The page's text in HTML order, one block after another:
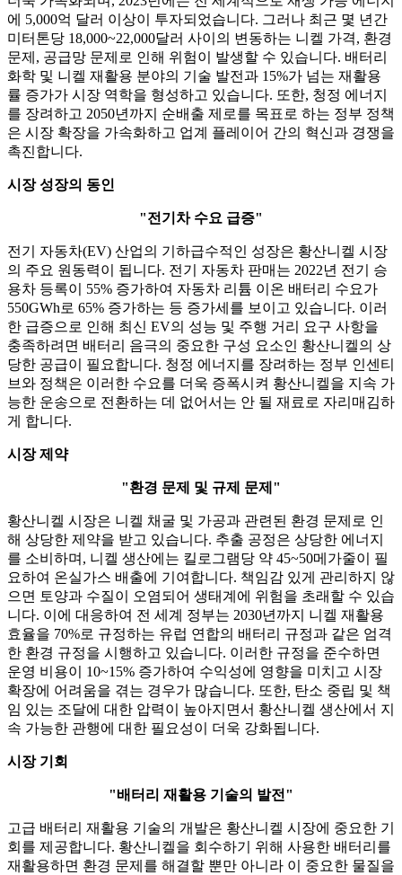
에 5,000억 달러 이상이 투자되었습니다. 그러나 최근 몇 년간
미터톤당 18,000~22,000달러 사이의 변동하는 니켈 가격, 환경
문제, 공급망 문제로 인해 위험이 발생할 수 있습니다. 배터리
화학 및 니켈 재활용 분야의 기술 발전과 15%가 넘는 재활용
률 증가가 시장 역학을 형성하고 있습니다. 또한, 청정 에너지
를 장려하고 2050년까지 순배출 제로를 목표로 하는 정부 정책
은 시장 확장을 가속화하고 업계 플레이어 간의 혁신과 경쟁을
촉진합니다.
시장 성장의 동인
"전기차 수요 급증"
전기 자동차(EV) 산업의 기하급수적인 성장은 황산니켈 시장
의 주요 원동력이 됩니다. 전기 자동차 판매는 2022년 전기 승
용차 등록이 55% 증가하여 자동차 리튬 이온 배터리 수요가
550GWh로 65% 증가하는 등 증가세를 보이고 있습니다. 이러
한 급증으로 인해 최신 EV의 성능 및 주행 거리 요구 사항을
충족하려면 배터리 음극의 중요한 구성 요소인 황산니켈의 상
당한 공급이 필요합니다. 청정 에너지를 장려하는 정부 인센티
브와 정책은 이러한 수요를 더욱 증폭시켜 황산니켈을 지속 가
능한 운송으로 전환하는 데 없어서는 안 될 재료로 자리매김하
게 합니다.
시장 제약
"환경 문제 및 규제 문제"
황산니켈 시장은 니켈 채굴 및 가공과 관련된 환경 문제로 인
해 상당한 제약을 받고 있습니다. 추출 공정은 상당한 에너지
를 소비하며, 니켈 생산에는 킬로그램당 약 45~50메가줄이 필
요하여 온실가스 배출에 기여합니다. 책임감 있게 관리하지 않
으면 토양과 수질이 오염되어 생태계에 위험을 초래할 수 있습
니다. 이에 대응하여 전 세계 정부는 2030년까지 니켈 재활용
효율을 70%로 규정하는 유럽 연합의 배터리 규정과 같은 엄격
한 환경 규정을 시행하고 있습니다. 이러한 규정을 준수하면
운영 비용이 10~15% 증가하여 수익성에 영향을 미치고 시장
확장에 어려움을 겪는 경우가 많습니다. 또한, 탄소 중립 및 책
임 있는 조달에 대한 압력이 높아지면서 황산니켈 생산에서 지
속 가능한 관행에 대한 필요성이 더욱 강화됩니다.
시장 기회
"배터리 재활용 기술의 발전"
고급 배터리 재활용 기술의 개발은 황산니켈 시장에 중요한 기
회를 제공합니다. 황산니켈을 회수하기 위해 사용한 배터리를
재활용하면 환경 문제를 해결할 뿐만 아니라 이 중요한 물질을